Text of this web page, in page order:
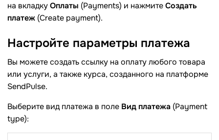
на вкладкуОплаты (Payments) и нажмитеСоздать
платеж (Create payment).
Настройте параметры платежа
Вы можете создать ссылку на оплату любого товара
или услуги, а также курса, созданного на платформе
SendPulse.
Выберите вид платежа в поле Вид платежа (Payment
type):